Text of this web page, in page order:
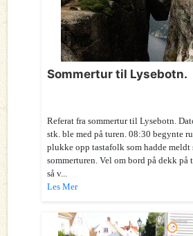
Sommertur til Lysebotn.
Referat fra sommertur til Lysebotn.
stk. ble med på turen. 08:30 begynte
plukke opp tastafolk som hadde meldt
sommerturen. Vel om bord på dekk på
så v...
Les Mer